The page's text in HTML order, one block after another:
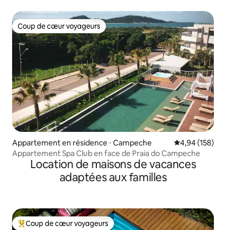
Coup de cœur voyageurs
Coup de cœur voyageurs
Appartement en résidence ⋅ Campeche Évaluation
4,94 (158)
Appartement Spa Club en face de Praia do Campeche
Location de maisons de vacances
adaptées aux familles
Coups de cœur voyageurs les plus appréciés
Coup de cœur voyageurs